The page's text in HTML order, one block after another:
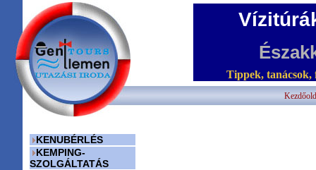
Tippek, tanácsok,
KENUBÉRLÉS
KEMPING-
SZOLGÁLTATÁS